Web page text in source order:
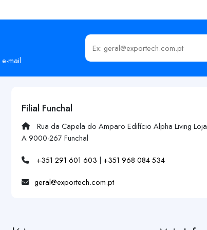
mail
Insira o seu email
Filial Funchal
Rua da Capela do Amparo Edifício Alpha Living Loja
A 9000-267 Funchal
+351 291 601 603 | +351 968 084 534
geral@exportech.com.pt